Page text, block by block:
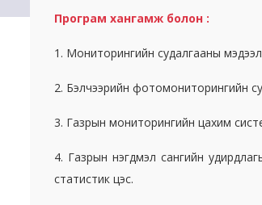
Програм хангамж болон :
1. Мониторингийн судалгааны
2. Бэлчээрийн фотомониторингийн
3. Газрын мониторингийн цахим
4. Газрын нэгдмэл сангийн
статистик цэс.